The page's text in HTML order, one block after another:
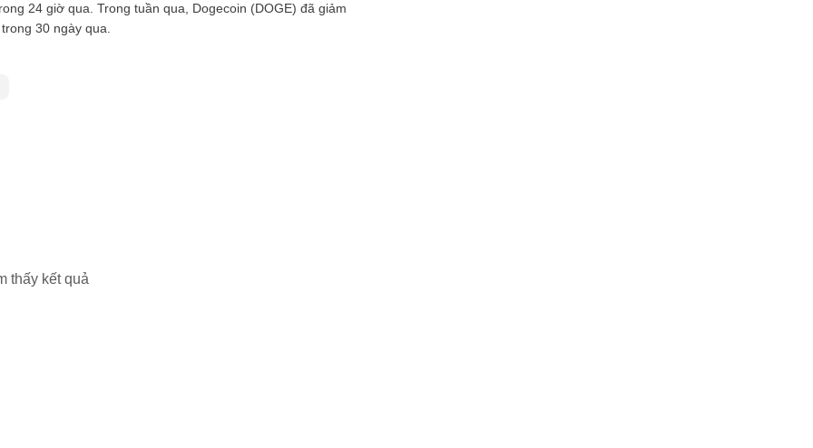
24 giờ qua. Trong tuần qua, Dogecoin (DOGE) đã giảm
30 ngày qua.
thấy kết quả